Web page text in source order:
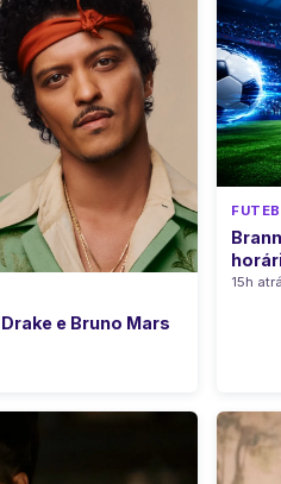
e Bruno Mars
15h